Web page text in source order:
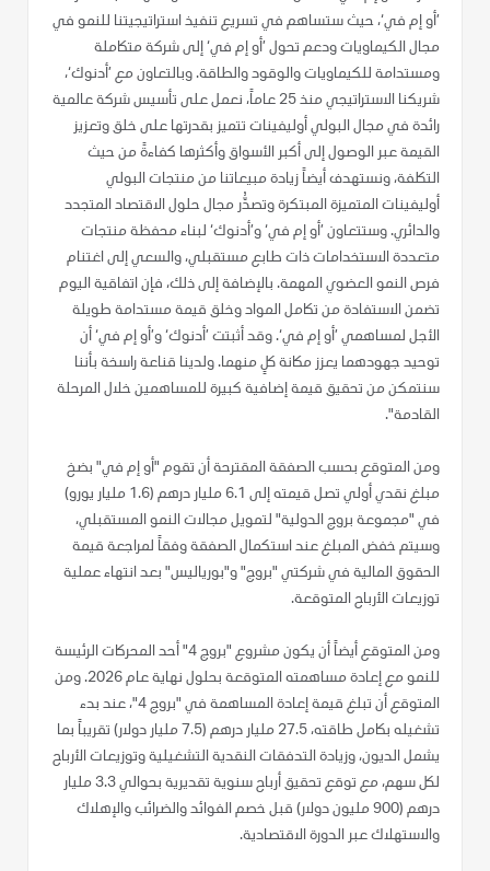
’أو إم في‘، حيث ستساهم في تسريع تنفيذ استراتيجيتنا للنمو في
مجال الكيماويات ودعم تحول ’أو إم في‘ إلى شركة متكاملة
ومستدامة للكيماويات والوقود والطاقة. وبالتعاون مع ’أدنوك‘،
شريكنا الاستراتيجي منذ 25 عاماً، نعمل على تأسيس شركة عالمية
رائدة في مجال البولي أوليفينات تتميز بقدرتها على خلق وتعزيز
القيمة عبر الوصول إلى أكبر الأسواق وأكثرها كفاءةً من حيث
التكلفة، ونستهدف أيضاً زيادة مبيعاتنا من منتجات البولي
أوليفينات المتميزة المبتكرة وتصدُّر مجال حلول الاقتصاد المتجدد
والدائري. وستتعاون ’أو إم في‘ و’أدنوك‘ لبناء محفظة منتجات
متعددة الاستخدامات ذات طابع مستقبلي، والسعي إلى اغتنام
فرص النمو العضوي المهمة. بالإضافة إلى ذلك، فإن اتفاقية اليوم
تضمن الاستفادة من تكامل المواد وخلق قيمة مستدامة طويلة
الأجل لمساهمي ’أو إم في‘. وقد أثبتت ’أدنوك‘ و’أو إم في‘ أن
توحيد جهودهما يعزز مكانة كلٍ منهما. ولدينا قناعة راسخة بأننا
سنتمكن من تحقيق قيمة إضافية كبيرة للمساهمين خلال المرحلة
القادمة".
ومن المتوقع بحسب الصفقة المقترحة أن تقوم "أو إم في" بضخ
مبلغ نقدي أولي تصل قيمته إلى 6.1 مليار درهم (1.6 مليار يورو)
في "مجموعة بروج الدولية" لتمويل مجالات النمو المستقبلي،
وسيتم خفض المبلغ عند استكمال الصفقة وفقاً لمراجعة قيمة
الحقوق المالية في شركتي "بروج" و"بورياليس" بعد انتهاء عملية
توزيعات الأرباح المتوقعة.
ومن المتوقع أيضاً أن يكون مشروع "بروج 4" أحد المحركات الرئيسة
للنمو مع إعادة مساهمته المتوقعة بحلول نهاية عام 2026. ومن
المتوقع أن تبلغ قيمة إعادة المساهمة في "بروج 4"، عند بدء
تشغيله بكامل طاقته، 27.5 مليار درهم (7.5 مليار دولار) تقريباً بما
يشمل الديون، وزيادة التدفقات النقدية التشغيلية وتوزيعات الأرباح
لكل سهم، مع توقع تحقيق أرباح سنوية تقديرية بحوالي 3.3 مليار
درهم (900 مليون دولار) قبل خصم الفوائد والضرائب والإهلاك
والاستهلاك عبر الدورة الاقتصادية.